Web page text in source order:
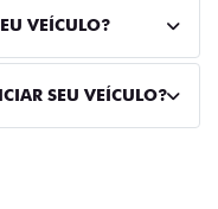
VEÍCULO?
SEU VEÍCULO?